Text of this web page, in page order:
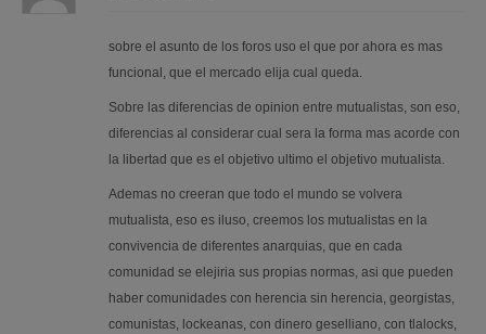
sobre el asunto de los foros uso el que por ahora es mas
funcional, que el mercado elija cual queda.
Sobre las diferencias de opinion entre mutualistas, son eso,
diferencias al considerar cual sera la forma mas acorde con
la libertad que es el objetivo ultimo el objetivo mutualista.
Ademas no creeran que todo el mundo se volvera
mutualista, eso es iluso, creemos los mutualistas en la
convivencia de diferentes anarquias, que en cada
comunidad se elejiria sus propias normas, asi que pueden
haber comunidades con herencia sin herencia, georgistas,
comunistas, lockeanas, con dinero geselliano, con tlalocks,